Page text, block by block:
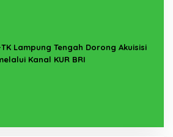
TK Lampung Tengah Dorong Akuisisi
Kanal KUR BRI